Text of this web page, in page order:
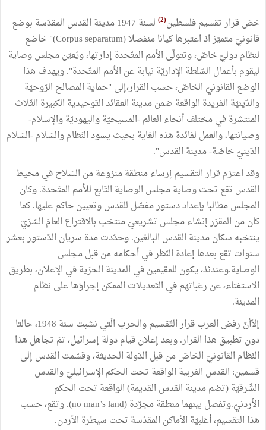
خصّ قرار تقسيم فلسطين(2)
لسنة 1947 مدينة القدس المقدّسة بوضع
قانونيّ متميّز اذ اعتبرها كيانا منفصلا (Corpus separatum)" خاضع
لنظام دوليّ خاصّ، وتتولّى الأمم المتّحدة إدارتها، ويُعيّن مجلس وصاية
ليقوم بأعمال السّلطة الإداريّة نيابة عن الأمم المتّحدة". ويهدف هذا
الوضع القانونيّ الخاصّ، حسب القرار،إلى "حماية المصالح الرّوحيّة
والدّينيّة الفريدة الواقعة ضمن مدينة العقائد التّوحيدية الكبيرة الثّلاث
المنتشرة في مختلف أنحاء العالم -المسيحيّة واليهوديّة والإسلام-
وصيانتها، والعمل لفائدة هذه الغاية بحيث يسود النّظام والسّلام -السّلام
الدّينيّ خاصّة- مدينة القدس".
وقد اعتزم قرار التقسيم إرساء منطقة منزوعة من السّلاح في محيط
القدس تقع تحت وصاية مجلس الوصاية التّابع للأمم المتّحدة. وكان
المجلس مطالبا بإعداد دستور مفصّل للقدس وتعيين حاكم عليها. كما
كان من المقرّر إنشاء مجلس تشريعيّ منتخب بالاقتراع العامّ السّرّيّ
ينتخبه سكان مدينة القدس البالغين. وحدّدت مدة سريان الدّستور بعشر
سنوات تقع بعدها إعادة النّظر في أحكامه من قبل مجلس
الوصاية.وعندئذ، يكون للمقيمين في المدينة الحرّية في الإعلان، بطريق
الاستفتاء، عن رغباتهم في التّعديلات الممكن إجراؤها على نظام
المدينة.
إلاّأنّ رفض العرب قرار التّقسيم والحرب الّتي نشبت سنة 1948، حالتا
دون تطبيق هذا القرار. وبعد إعلان قيام دولة إسرائيل، تمّ تجاهل هذا
النّظام القانونيّ الخاصّ من قبل الدّولة الحديثة، وقسّمت القدس إلى
قسمين: القدس الغربية الواقعة تحت الحكم الإسرائيليّ والقدس
الشّرقيّة (تضم مدينة القدس القديمة) الواقعة تحت الحكم
الأردنيّ.وتفصل بينهما منطقة مجرّدة (no man’s land). وتقع، حسب
هذا التقسيم، أغلبيّة الأماكن المقدّسة تحت سيطرة الأردن.